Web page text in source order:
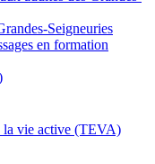
Seigneuries
en formation
la vie active (TEVA)